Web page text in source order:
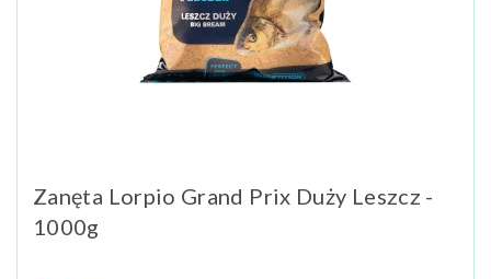
Zanęta Lorpio Grand Prix Duży Leszcz -
1000g